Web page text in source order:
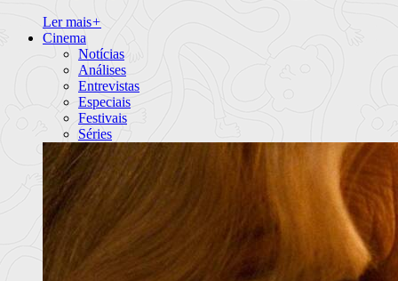
Ler mais+
Cinema
Notícias
Análises
Entrevistas
Especiais
Festivais
Séries